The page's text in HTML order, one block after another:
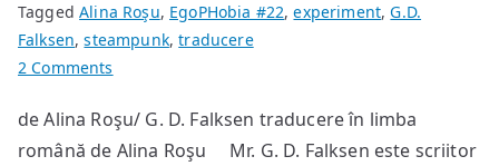
TaggedAlina Roşu, EgoPHobia #22,experiment,G.D.
Falksen,steampunk,traducere
2 Comments
scriitor
Steampunk
de Alina Roşu/ G. D. Falksen traducere în limba
română de Alina Roşu Mr. G. D. Falksen este scriitor